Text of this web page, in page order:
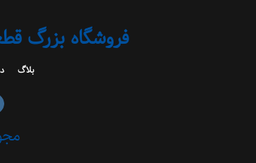
فروشگاه بزرگ
بلاگ